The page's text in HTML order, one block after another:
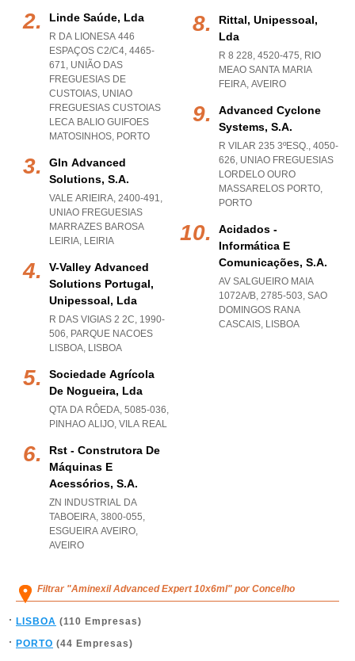
Linde Saúde, Lda
R DA LIONESA 446
ESPAÇOS C2/C4, 4465-
671, UNIÃO DAS
FREGUESIAS DE
CUSTOIAS, UNIAO
FREGUESIAS CUSTOIAS
LECA BALIO GUIFOES
MATOSINHOS, PORTO
Gln Advanced
Solutions, S.a.
VALE ARIEIRA, 2400-491,
UNIAO FREGUESIAS
MARRAZES BAROSA
LEIRIA, LEIRIA
V-Valley Advanced
Solutions Portugal,
Unipessoal, Lda
R DAS VIGIAS 2 2C, 1990-
506, PARQUE NACOES
LISBOA, LISBOA
Sociedade Agrícola
De Nogueira, Lda
QTA DA RÔEDA, 5085-036,
PINHAO ALIJO, VILA REAL
Rst - Construtora De
Máquinas E
Acessórios, S.a.
ZN INDUSTRIAL DA
TABOEIRA, 3800-055,
ESGUEIRA AVEIRO,
AVEIRO
Rittal, Unipessoal,
Lda
R 8 228, 4520-475, RIO
MEAO SANTA MARIA
FEIRA, AVEIRO
Advanced Cyclone
Systems, S.a.
R VILAR 235 3ºESQ., 4050-
626, UNIAO FREGUESIAS
LORDELO OURO
MASSARELOS PORTO,
PORTO
Acidados -
Informática E
Comunicações, S.a.
AV SALGUEIRO MAIA
1072A/B, 2785-503, SAO
DOMINGOS RANA
CASCAIS, LISBOA
Filtrar "Aminexil Advanced Expert 10x6ml" por Concelho
LISBOA (110 Empresas)
PORTO (44 Empresas)